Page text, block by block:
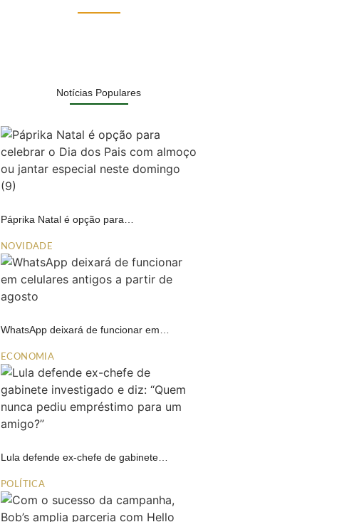
Notícias Populares
Páprika Natal é opção para…
NOVIDADE
WhatsApp deixará de funcionar em…
ECONOMIA
Lula defende ex-chefe de gabinete…
POLÍTICA